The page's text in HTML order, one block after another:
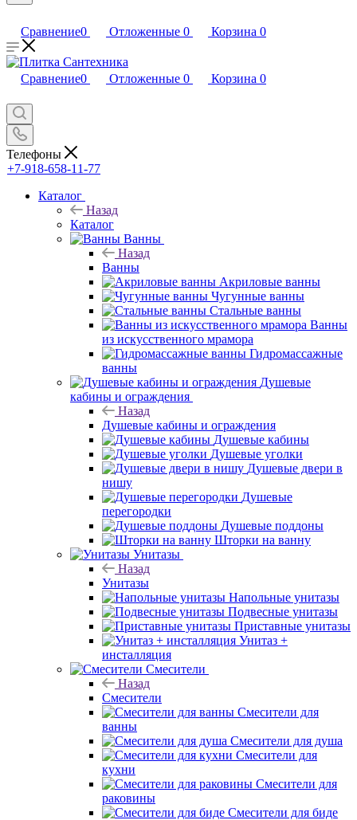
Сравнение0 Отложенные 0 Корзина 0
Сравнение0 Отложенные 0 Корзина 0
Телефоны
+7-918-658-11-77
Каталог
Назад
Каталог
Ванны
Назад
Ванны
Акриловые ванны
Чугунные ванны
Стальные ванны
Ванны
из искусственного мрамора
Гидромассажные
ванны
Душевые
кабины и ограждения
Назад
Душевые кабины и ограждения
Душевые кабины
Душевые уголки
Душевые двери в
нишу
Душевые
перегородки
Душевые поддоны
Шторки на ванну
Унитазы
Назад
Унитазы
Напольные унитазы
Подвесные унитазы
Приставные унитазы
Унитаз +
инсталляция
Смесители
Назад
Смесители
Смесители для
ванны
Смесители для душа
Смесители для
кухни
Смесители для
раковины
Смесители для биде